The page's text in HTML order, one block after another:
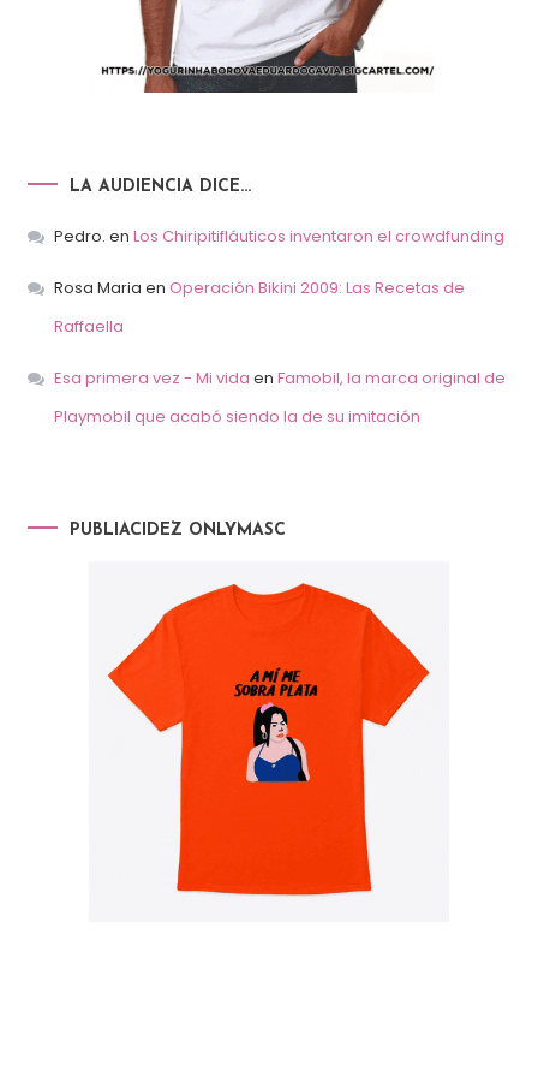
LA AUDIENCIA DICE…
Pedro. en Los Chiripitifláuticos inventaron el crowdfunding
Rosa Maria en Operación Bikini 2009: Las Recetas de
Raffaella
Esa primera vez - Mi vida en Famobil, la marca original de
Playmobil que acabó siendo la de su imitación
PUBLIACIDEZ ONLYMASC